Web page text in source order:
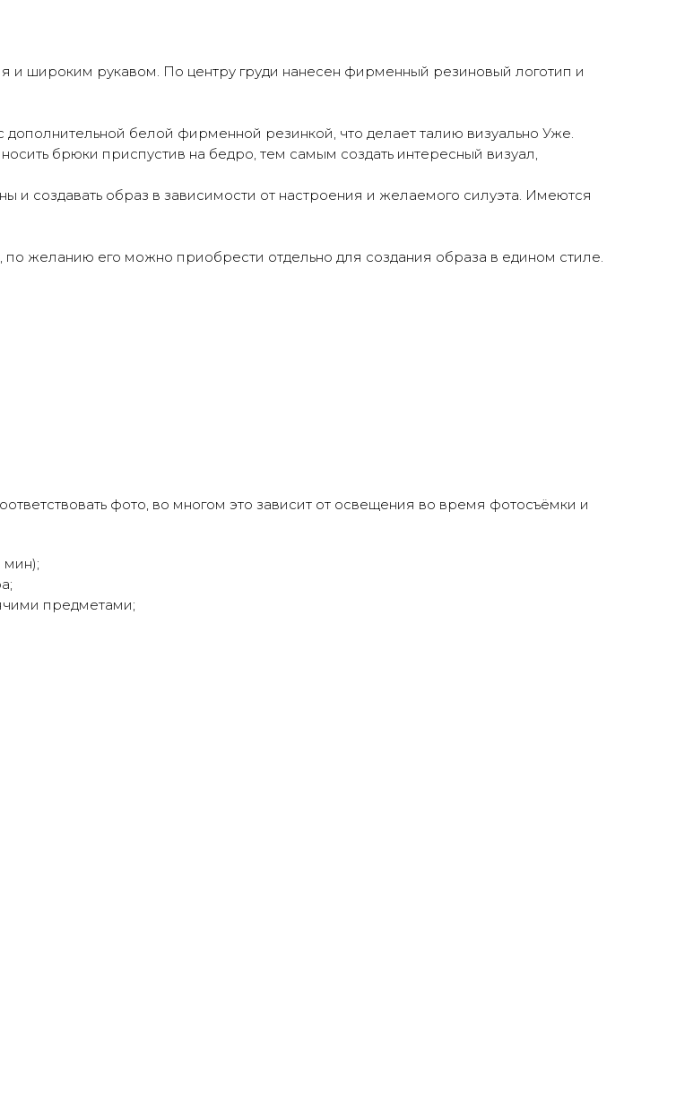
и широким рукавом. По центру груди нанесен фирменный резиновый логотип и
дополнительной белой фирменной резинкой, что делает талию визуально Уже.
брюки приспустив на бедро, тем самым создать интересный визуал,
и создавать образ в зависимости от настроения и желаемого силуэта. Имеются
желанию его можно приобрести отдельно для создания образа в едином стиле.
фото, во многом это зависит от освещения во время фотосъёмки и
мин);
предметами;
25%